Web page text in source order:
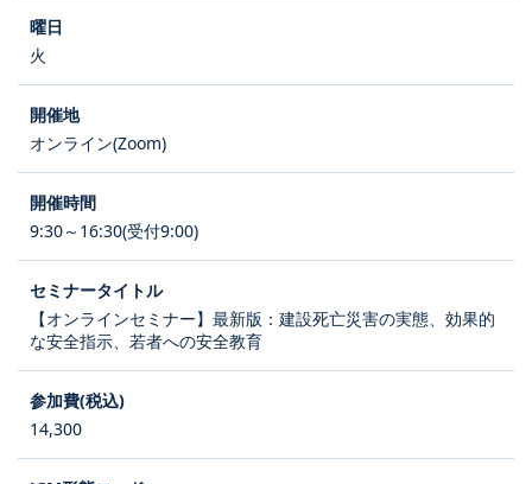
火
オンライン(Zoom)
9:30～16:30(受付9:00)
【オンラインセミナー】最新版：建設死亡災害の実態、効果的
な安全指示、若者への安全教育
14,300